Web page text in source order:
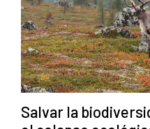
Salvar la